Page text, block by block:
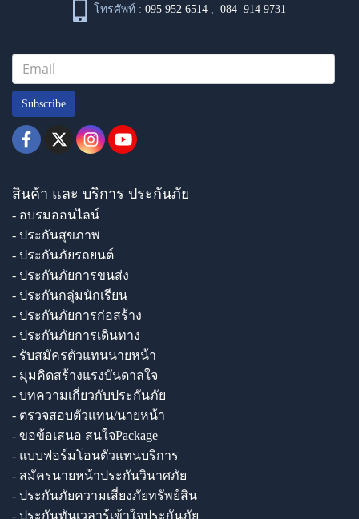
โทรศัพท์ : 095 952 6514 ,084 914 9731
Subscribe
สินค้า และ บริการ ประกันภัย
- อบรมออนไลน์
- ประกันสุขภาพ
- ประกันภัยรถยนต์
- ประกันภัยการขนส่ง
- ประกันกลุ่มนักเรียน
- ประกันภัยการก่อสร้าง
- ประกันภัยการเดินทาง
- รับสมัครตัวแทนนายหน้า
- มุมคิดสร้างแรงบันดาลใจ
- บทความเกี่ยวกับประกันภัย
- ตรวจสอบตัวแทน/นายหน้า
- ขอข้อเสนอ สนใจPackage
- แบบฟอร์มโอนตัวแทนบริการ
- สมัครนายหน้าประกันวินาศภัย
- ประกันภัยความเสี่ยงภัยทรัพย์สิน
- ประกันทันเวลารู้เข้าใจประกันภัย